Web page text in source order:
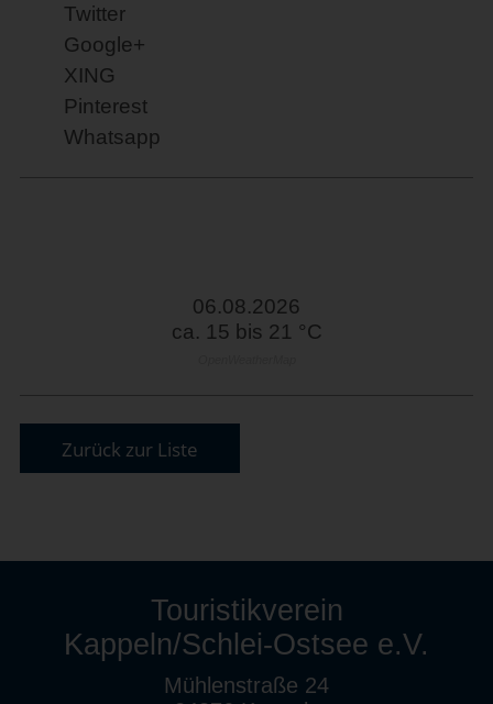
Twitter
Google+
XING
Pinterest
Whatsapp
06.08.2026
ca. 15 bis 21 °C
Zurück zur Liste
Touristikverein
Kappeln/Schlei-Ostsee e.V.
Mühlenstraße 24